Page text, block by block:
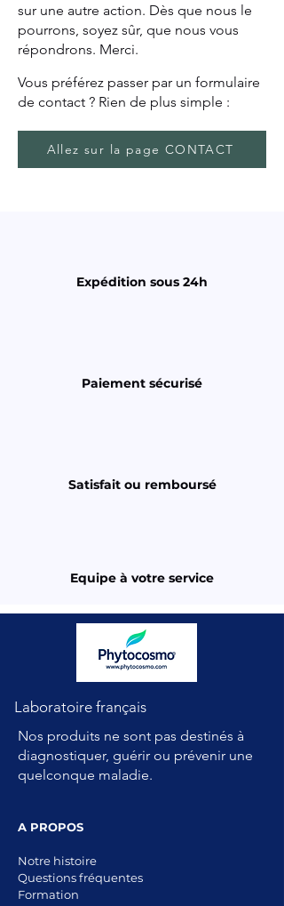
sur une autre action. Dès que nous le
pourrons, soyez sûr, que nous vous
répondrons. Merci.
Vous préférez passer par un formulaire
de contact ? Rien de plus simple :
Allez sur la page CONTACT
Expédition sous 24h
Paiement sécurisé
Satisfait ou remboursé
Equipe à votre service
Laboratoire français
Nos produits ne sont pas destinés à
diagnostiquer, guérir ou prévenir une
quelconque maladie.
A PROPOS
Notre histoire
Questions fréquentes
Formation